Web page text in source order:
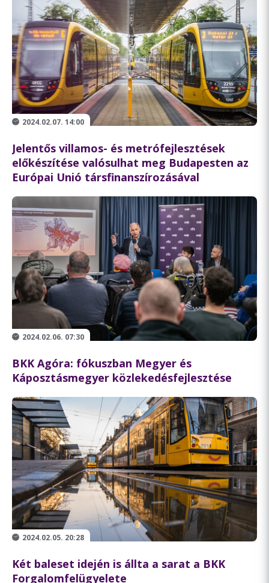
2024.02.07. 14:00
Jelentős villamos- és metrófejlesztések
előkészítése valósulhat meg Budapesten az
Európai Unió társfinanszírozásával
2024.02.06. 07:30
BKK Agóra: fókuszban Megyer és
Káposztásmegyer közlekedésfejlesztése
2024.02.05. 20:28
Két baleset idején is állta a sarat a BKK
Forgalomfelügyelete